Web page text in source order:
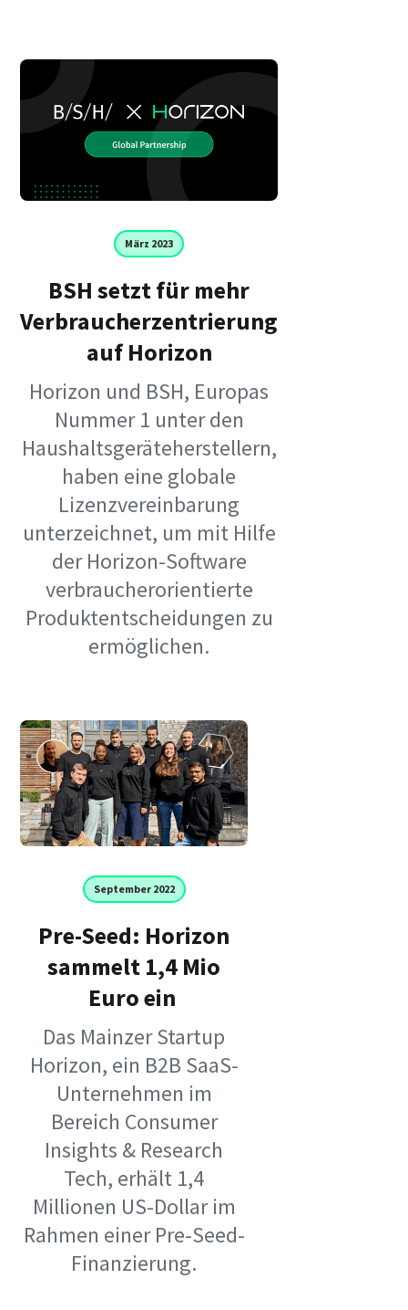
März 2023
BSH setzt für mehr
Verbraucherzentrierung
auf Horizon
Horizon und BSH, Europas
Nummer 1 unter den
Haushaltsgeräteherstellern,
haben eine globale
Lizenzvereinbarung
unterzeichnet, um mit Hilfe
der Horizon-Software
verbraucherorientierte
Produktentscheidungen zu
ermöglichen.
September 2022
Pre-Seed: Horizon
sammelt 1,4 Mio
Euro ein
Das Mainzer Startup
Horizon, ein B2B SaaS-
Unternehmen im
Bereich Consumer
Insights & Research
Tech, erhält 1,4
Millionen US-Dollar im
Rahmen einer Pre-Seed-
Finanzierung.